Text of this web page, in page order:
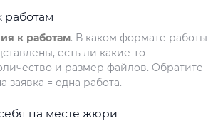
работам
к работам. В каком формате работы
есть ли какие-то
и размер файлов. Обратите
заявка = одна работа.
на месте жюри